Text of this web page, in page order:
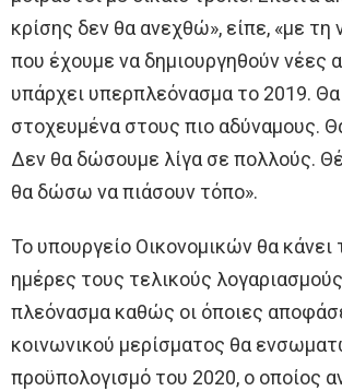
κρίσης δεν θα ανεχθώ», είπε, «με τη
που έχουμε να δημιουργηθούν νέες
υπάρχει υπερπλεόνασμα το 2019. Θα
στοχευμένα στους πιο αδύναμους.
Δεν θα δώσουμε λίγα σε πολλούς.
θα δώσω να πιάσουν τόπο».
Το υπουργείο Οικονομικών θα κάνει
ημέρες τους τελικούς
πλεόνασμα καθώς οι όποιες
κοινωνικού μερίσματος θα
προϋπολογισμό του 2020, ο οποίος